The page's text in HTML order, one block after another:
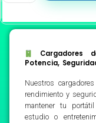
Cargadores
Potencia,
Nuestros
rendimiento y
mantener tu
estudio o